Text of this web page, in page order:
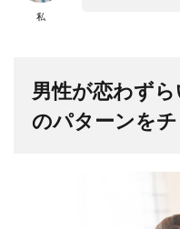
私
男性が恋わず
のパターンを